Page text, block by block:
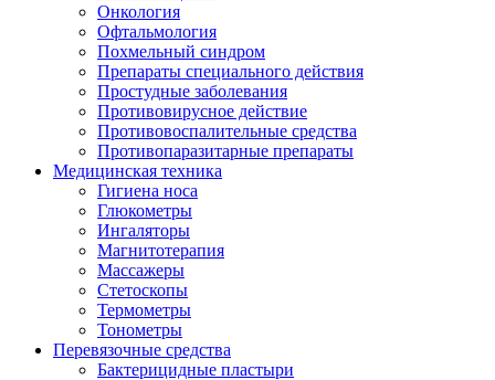
Онкология
Офтальмология
Похмельный синдром
Препараты специального действия
Простудные заболевания
Противовирусное действие
Противовоспалительные средства
Противопаразитарные препараты
Медицинская техника
Гигиена носа
Глюкометры
Ингаляторы
Магнитотерапия
Массажеры
Стетоскопы
Термометры
Тонометры
Перевязочные средства
Бактерицидные пластыри